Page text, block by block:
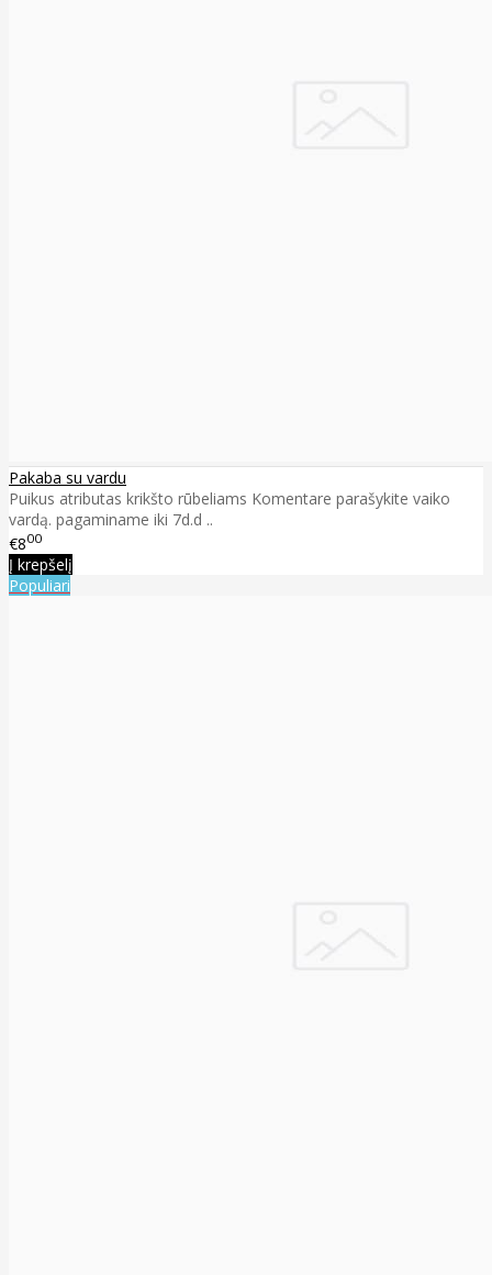
Pakaba su vardu
Puikus atributas krikšto rūbeliams Komentare parašykite vaiko
vardą. pagaminame iki 7d.d ..
€800
Į krepšelį
Populiari